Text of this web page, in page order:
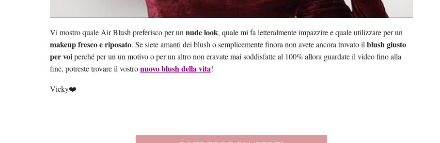
Vi mostro quale Air Blush preferisco per un nude look, quale mi fa letteralmente impazzire e quale utilizzare per un
makeup fresco e riposato. Se siete amanti dei blush o semplicemente finora non avete ancora trovato il blush giusto
per voiperché per un un motivo o per un altro non eravate mai soddisfatte al 100% allora guardate il video fino alla
fine, potreste trovare il vostronuovo blush della vita!
Vicky❤️